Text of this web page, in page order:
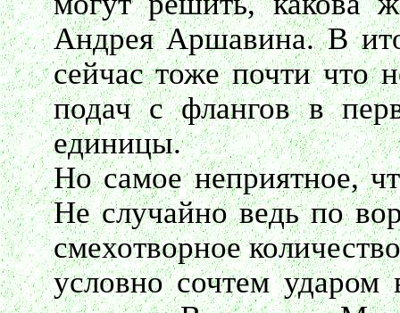
Андрея Аршавина. В
сейчас тоже почти что
подач с флангов в
единицы.
Но самое неприятное,
Не случайно ведь по
смехотворное
условно сочтем